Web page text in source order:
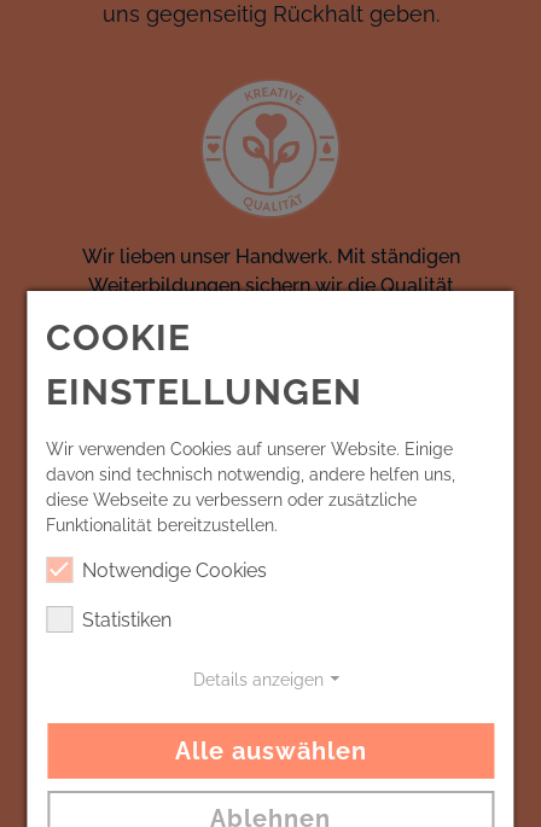
uns gegenseitig Rückhalt geben.
Wir lieben unser Handwerk. Mit ständigen
Weiterbildungen sichern wir die Qualität
Wir bieten unseren Kunden Vielfalt, mit der
sie sich identifizieren können. Unsere
Kunden vertrauen uns.
COOKIE
EINSTELLUNGEN
Wir verwenden Cookies auf unserer Website. Einige
davon sind technisch notwendig, andere helfen uns,
diese Webseite zu verbessern oder zusätzliche
Funktionalität bereitzustellen.
Notwendige Cookies
Statistiken
Details anzeigen
Alle auswählen
Ablehnen